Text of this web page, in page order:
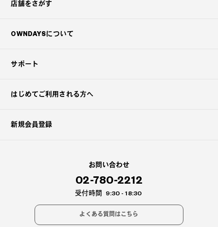
店舗をさがす
OWNDAYSについて
サポート
はじめてご利用される方へ
新規会員登録
お問い合わせ
02-780-2212
受付時間 9:30 - 18:30
よくある質問はこちら